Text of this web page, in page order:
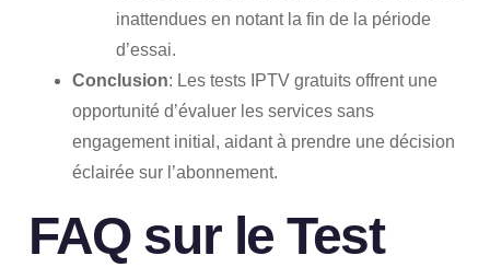
inattendues en notant la fin de la période
d’essai.
Conclusion: Les tests IPTV gratuits offrent une
opportunité d’évaluer les services sans
engagement initial, aidant à prendre une décision
éclairée sur l’abonnement.
FAQ sur le Test